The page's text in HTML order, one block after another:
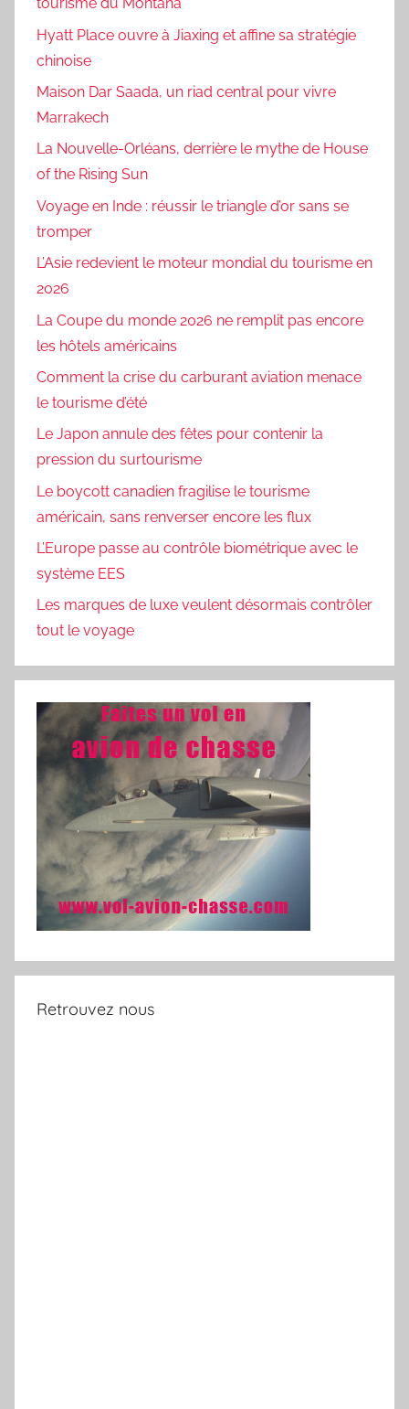
tourisme du Montana
Hyatt Place ouvre à Jiaxing et affine sa stratégie
chinoise
Maison Dar Saada, un riad central pour vivre
Marrakech
La Nouvelle-Orléans, derrière le mythe de House
of the Rising Sun
Voyage en Inde : réussir le triangle d’or sans se
tromper
L’Asie redevient le moteur mondial du tourisme en
2026
La Coupe du monde 2026 ne remplit pas encore
les hôtels américains
Comment la crise du carburant aviation menace
le tourisme d’été
Le Japon annule des fêtes pour contenir la
pression du surtourisme
Le boycott canadien fragilise le tourisme
américain, sans renverser encore les flux
L’Europe passe au contrôle biométrique avec le
système EES
Les marques de luxe veulent désormais contrôler
tout le voyage
Retrouvez nous